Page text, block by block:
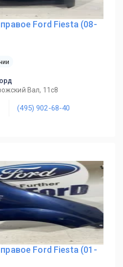
Ford Fiesta (08-
Вал, 11с8
(495) 902-68-40
Ford Fiesta (01-